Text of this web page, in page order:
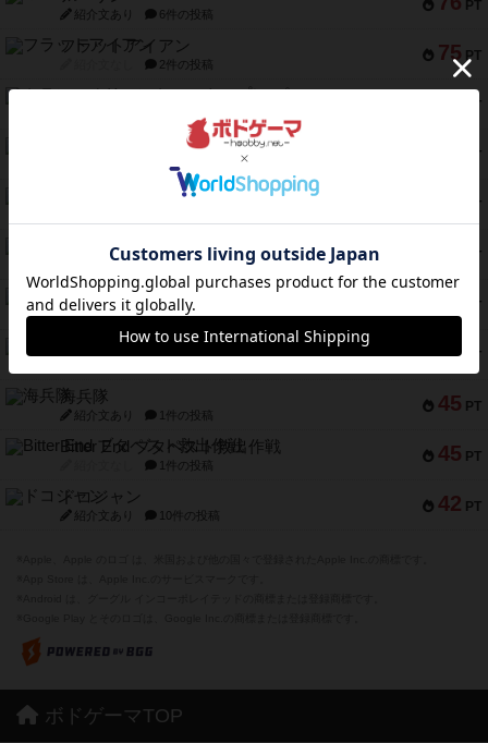
PT
紹介文あり 6件の投稿
75 PT
フラットアイアン
2件の投稿
PT
PT
アンブッシュ！：ムーブアウト！
1件の投稿
PT
キャプテン・フリップ：イスラ・ボンバ
PT
ガルフストライク
紹介文あり 1件の投稿
PT
エコーズ・オブ・タイム
紹介文なし 8件の投稿
45 PT
スカルキング
45 PT
海兵隊
紹介文あり 1件の投稿
45 PT
Bitter End ブタペスト救出作戦
1件の投稿
42 PT
ドコジャン
紹介文あり 10件の投稿
ボドゲーマTOP